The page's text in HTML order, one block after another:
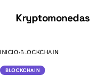
Kryptomonedas
INICIO›BLOCKCHAIN
BLOCKCHAIN